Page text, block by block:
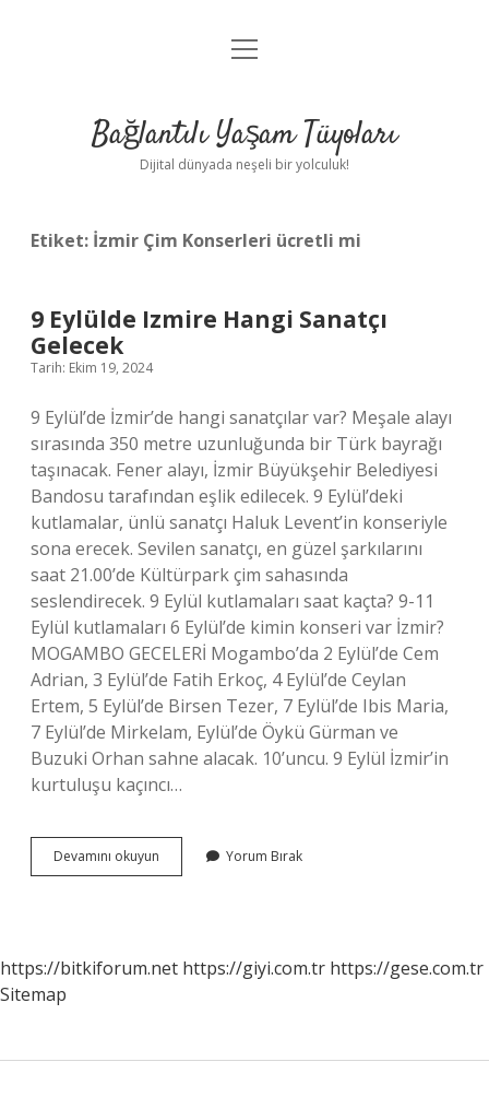
Anasayfa
Yasal Uyarı
menüyü
Bağlantılı Yaşam Tüyoları
Dijital dünyada neşeli bir yolculuk!
Etiket: İzmir Çim Konserleri ücretli mi
9 Eylülde Izmire Hangi Sanatçı
Gelecek
Tarih: Ekim 19, 2024
9 Eylül’de İzmir’de hangi sanatçılar var? Meşale alayı
sırasında 350 metre uzunluğunda bir Türk bayrağı
taşınacak. Fener alayı, İzmir Büyükşehir Belediyesi
Bandosu tarafından eşlik edilecek. 9 Eylül’deki
kutlamalar, ünlü sanatçı Haluk Levent’in konseriyle
sona erecek. Sevilen sanatçı, en güzel şarkılarını
saat 21.00’de Kültürpark çim sahasında
seslendirecek. 9 Eylül kutlamaları saat kaçta? 9-11
Eylül kutlamaları 6 Eylül’de kimin konseri var İzmir?
MOGAMBO GECELERİ Mogambo’da 2 Eylül’de Cem
Adrian, 3 Eylül’de Fatih Erkoç, 4 Eylül’de Ceylan
Ertem, 5 Eylül’de Birsen Tezer, 7 Eylül’de Ibis Maria,
7 Eylül’de Mirkelam, Eylül’de Öykü Gürman ve
Buzuki Orhan sahne alacak. 10’uncu. 9 Eylül İzmir’in
kurtuluşu kaçıncı…
Devamını okuyun
Eylülde
Yorum Bırak
https://bitkiforum.net https://giyi.com.tr https://gese.com.tr
Sitemap